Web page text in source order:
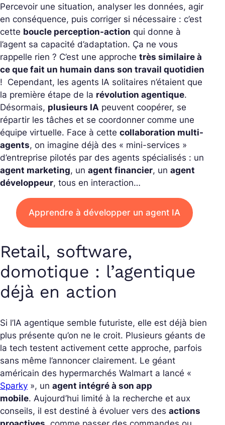
Percevoir une situation, analyser les données, agir
en conséquence, puis corriger si nécessaire : c’est
cette boucle perception-action qui donne à
l’agent sa capacité d’adaptation. Ça ne vous
rappelle rien ? C’est une approche très similaire à
ce que fait un humain dans son travail quotidien
! Cependant, les agents IA solitaires n’étaient que
la première étape de la révolution agentique.
Désormais, plusieurs IA peuvent coopérer, se
répartir les tâches et se coordonner comme une
équipe virtuelle. Face à cette collaboration multi-
agents, on imagine déjà des « mini-services »
d’entreprise pilotés par des agents spécialisés : un
agent marketing, un agent financier, un agent
développeur, tous en interaction…
Apprendre à développer un agent IA
Retail, software,
domotique : l’agentique
déjà en action
Si l’IA agentique semble futuriste, elle est déjà bien
plus présente qu’on ne le croit. Plusieurs géants de
la tech testent activement cette approche, parfois
sans même l’annoncer clairement. Le géant
américain des hypermarchés Walmart a lancé «
Sparky », un agent intégré à son app
mobile. Aujourd’hui limité à la recherche et aux
conseils, il est destiné à évoluer vers des actions